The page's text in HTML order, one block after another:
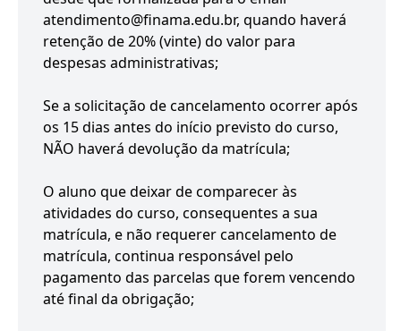
atendimento@finama.edu.br, quando haverá
retenção de 20% (vinte) do valor para
despesas administrativas;
Se a solicitação de cancelamento ocorrer após
os 15 dias antes do início previsto do curso,
NÃO haverá devolução da matrícula;
O aluno que deixar de comparecer às
atividades do curso, consequentes a sua
matrícula, e não requerer cancelamento de
matrícula, continua responsável pelo
pagamento das parcelas que forem vencendo
até final da obrigação;